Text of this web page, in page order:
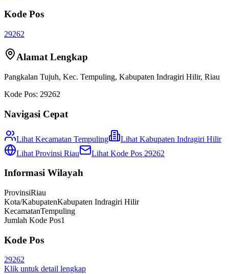
Kode Pos
29262
Alamat Lengkap
Pangkalan Tujuh, Kec. Tempuling, Kabupaten Indragiri Hilir, Riau
Kode Pos: 29262
Navigasi Cepat
Lihat Kecamatan Tempuling Lihat Kabupaten Indragiri Hilir
Lihat Provinsi Riau Lihat Kode Pos 29262
Informasi Wilayah
ProvinsiRiau
Kota/KabupatenKabupaten Indragiri Hilir
KecamatanTempuling
Jumlah Kode Pos1
Kode Pos
29262
Klik untuk detail lengkap